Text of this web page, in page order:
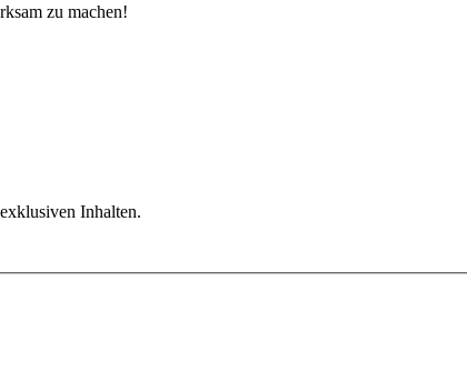
zu machen!
Inhalten.